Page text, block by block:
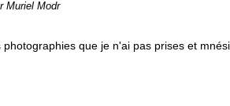
Muriel Modr